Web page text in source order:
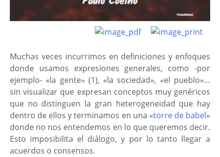
Muchas veces incurrimos en definiciones y enfoques
donde usamos expresiones generales, como -por
ejemplo- «la gente» (1), «la sociedad», «el pueblo»…
sin visualizar que expresan conceptos muy genéricos
que no distinguen la gran heterogeneidad que hay
dentro de ellos y terminamos en una «torre de babel»
donde no nos entendemos en lo que queremos decir.
Esto imposibilita el diálogo, y por lo tanto llegar a
acuerdos o consensos.